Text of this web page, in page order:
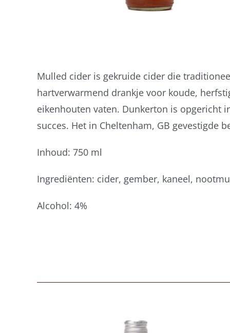
Mulled cider is gekruide cider die
hartverwarmend drankje voor koude,
eikenhouten vaten. Dunkerton is opgericht
succes. Het in Cheltenham, GB gevestigde
Inhoud: 750 ml
Ingrediënten: cider, gember, kaneel,
Alcohol: 4%